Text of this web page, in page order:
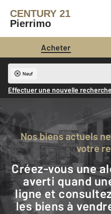
CENTURY 21
Pierrimo
Acheter
Neuf
Effectuer une nouvelle recherche
Nos biens actuels ne correspondent pas à
votre
Créez-vous une alerte mail pour être
averti quand
ligne et
les biens à